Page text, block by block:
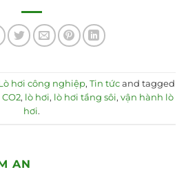
hơi công nghiệp, Tin tứcand tagged
, lò hơi, lò hơi tầng sôi, vận hành lò
hơi.
AN